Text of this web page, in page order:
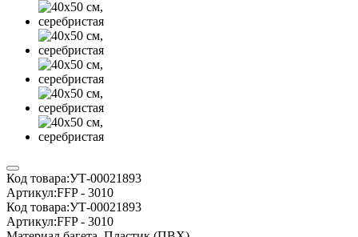
Код товара:УТ-00021893
Артикул:FFP - 3010
Код товара:УТ-00021893
Артикул:FFP - 3010